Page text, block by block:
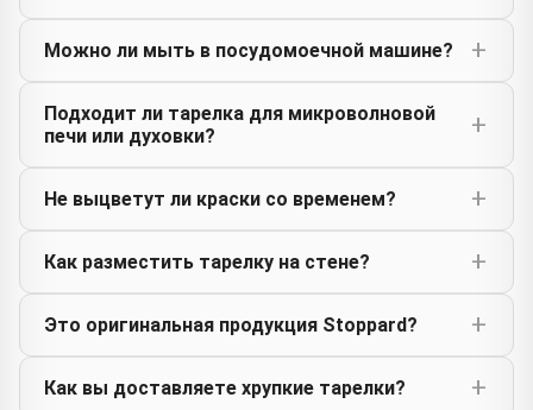
Можно ли мыть в посудомоечной машине?
Подходит ли тарелка для микроволновой
печи или духовки?
Не выцветут ли краски со временем?
Как разместить тарелку на стене?
Это оригинальная продукция Stoppard?
Как вы доставляете хрупкие тарелки?